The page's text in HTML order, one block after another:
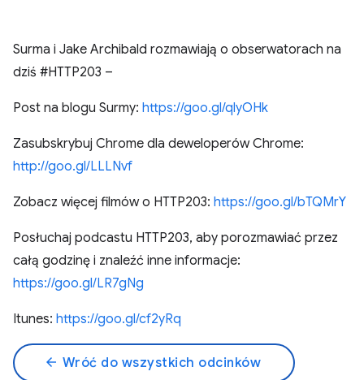
Surma i Jake Archibald rozmawiają o obserwatorach na
dziś #HTTP203 –
Post na blogu Surmy: https://goo.gl/qlyOHk
Zasubskrybuj Chrome dla deweloperów Chrome:
http://goo.gl/LLLNvf
Zobacz więcej filmów o HTTP203: https://goo.gl/bTQMrY
Posłuchaj podcastu HTTP203, aby porozmawiać przez
całą godzinę i znaleźć inne informacje:
https://goo.gl/LR7gNg
Itunes: https://goo.gl/cf2yRq
arrow_back Wróć do wszystkich odcinków